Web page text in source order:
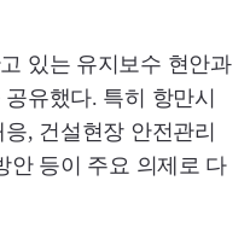
있는 유지보수 현안과
유했다. 특히 항만시
, 건설현장 안전관리
안 등이 주요 의제로 다